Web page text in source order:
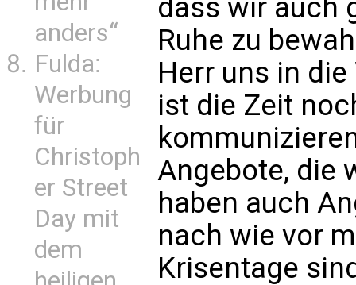
anders“
Fulda:
Werbung
für
Christoph
er Street
Day mit
dem
dass wir auch
Ruhe zu
Herr uns in
ist die Zeit
Angebote, die
haben auch
nach wie vor
Krisentage